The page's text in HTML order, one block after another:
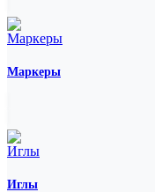
Маркеры
Иглы